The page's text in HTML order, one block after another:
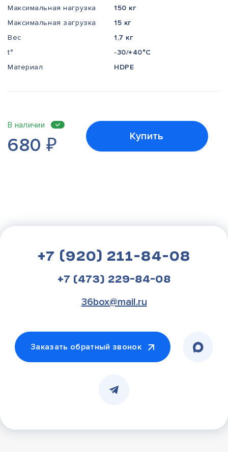
Максимальная нагрузка
150 кг
Максимальная загрузка
15 кг
Вес
1,7 кг
t°
-30/+40°С
Материал
HDPE
В наличии
680 ₽ Купить
+7 (920) 211-84-08
+7 (473) 229-84-08
36box@mail.ru
Заказать обратный звонок